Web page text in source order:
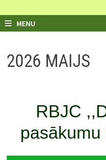
MENU
2026 MAIJS
RBJC